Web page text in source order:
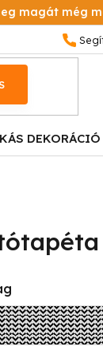
magát még
DEKORÁCIÓ